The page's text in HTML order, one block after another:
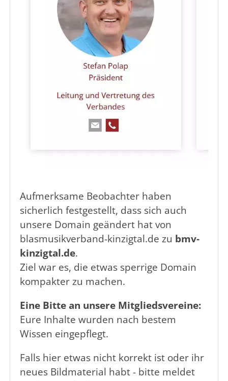
Aufmerksame Beobachter haben
sicherlich festgestellt, dass sich auch
unsere Domain geändert hat von
blasmusikverband-kinzigtal.de zu bmv-
kinzigtal.de.
Ziel war es, die etwas sperrige Domain
kompakter zu machen.
Eine Bitte an unsere Mitgliedsvereine:
Eure Inhalte wurden nach bestem
Wissen eingepflegt.
Falls hier etwas nicht korrekt ist oder ihr
neues Bildmaterial habt - bitte meldet